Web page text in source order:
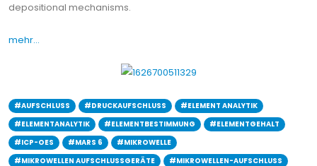
depositional mechanisms.
mehr…
#AUFSCHLUSS #DRUCKAUFSCHLUSS
#ELEMENT ANALYTIK
#ELEMENTANALYTIK
#ELEMENTBESTIMMUNG
#ELEMENTGEHALT
#ICP-OES
#MARS 6
#MIKROWELLE
#MIKROWELLEN AUFSCHLUSSGERÄTE
#MIKROWELLEN-AUFSCHLUSS